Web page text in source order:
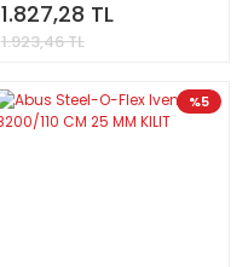
1.827,28 TL
1.923,46 TL
%5